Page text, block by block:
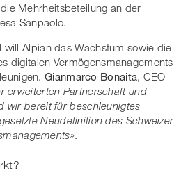
Mehrheitsbeteilung an der
Sanpaolo.
Alpian das Wachstum sowie die
digitalen Vermögensmanagements
Gianmarco Bonaita , CEO
erweiterten Partnerschaft und
wir bereit für beschleunigtes
Neudefinition des Schweizer
.